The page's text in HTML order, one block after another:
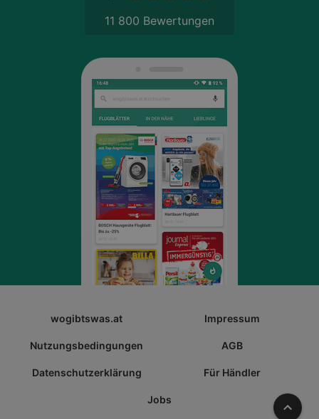
11 800 Bewertungen
wogibtswas.at Impressum
Nutzungsbedingungen AGB
Datenschutzerklärung Für Händler
Jobs Nach